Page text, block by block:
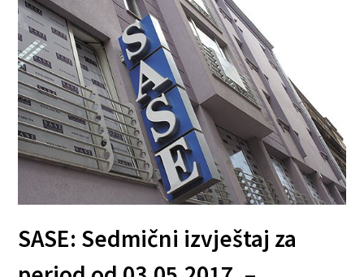
SASE: Sedmični izvještaj za